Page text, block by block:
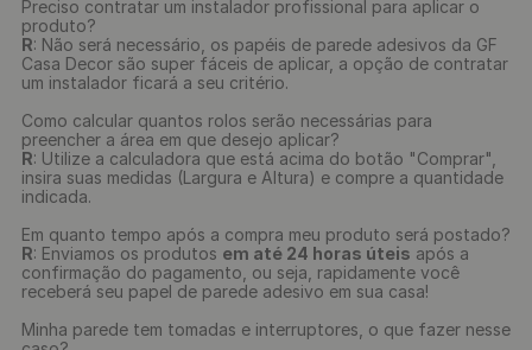
Preciso contratar um instalador profissional para aplicar o
produto?
R: Não será necessário, os papéis de parede adesivos da GF
Casa Decor são super fáceis de aplicar, a opção de contratar
um instalador ficará a seu critério.
Como calcular quantos rolos serão necessárias para
preencher a área em que desejo aplicar?
R: Utilize a calculadora que está acima do botão "Comprar",
insira suas medidas (Largura e Altura) e compre a quantidade
indicada.
Em quanto tempo após a compra meu produto será postado?
R: Enviamos os produtos em até 24 horas úteis após a
confirmação do pagamento, ou seja, rapidamente você
receberá seu papel de parede adesivo em sua casa!
Minha parede tem tomadas e interruptores, o que fazer nesse